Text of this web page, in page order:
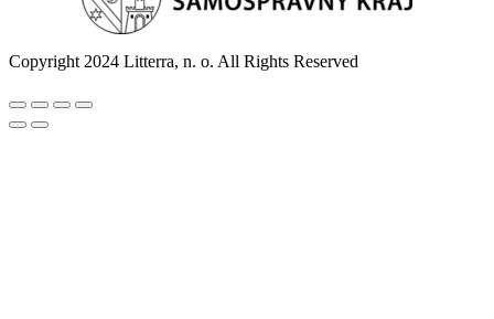
Copyright 2024 Litterra, n. o. All Rights Reserved